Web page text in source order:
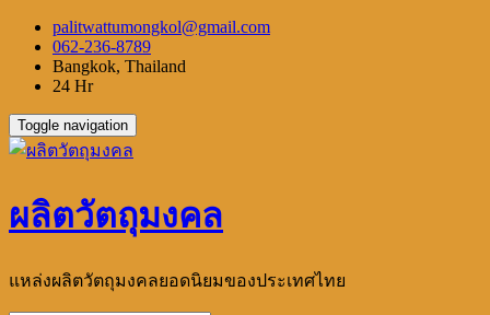
Skip
content
palitwattumongkol@gmail.com
062-236-8789
Bangkok, Thailand
24 Hr
Toggle navigation
ผลิตวัตถุมงคล
แหล่งผลิตวัตถุมงคลยอดนิยมของประเทศไทย